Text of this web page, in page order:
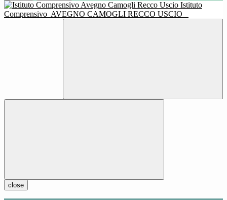
Istituto
Comprensivo AVEGNO CAMOGLI RECCO USCIO
close